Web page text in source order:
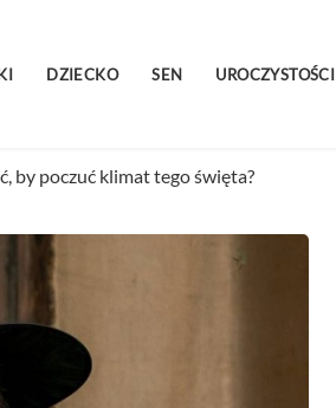
DZIECKO SEN UROCZYSTOŚCI
by poczuć klimat tego święta?